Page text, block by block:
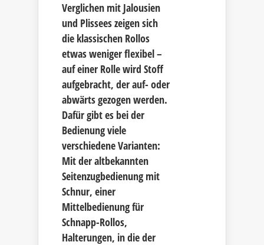
Verglichen mit Jalousien
und Plissees zeigen sich
die klassischen Rollos
etwas weniger flexibel –
auf einer Rolle wird Stoff
aufgebracht, der auf- oder
abwärts gezogen werden.
Dafür gibt es bei der
Bedienung viele
verschiedene Varianten:
Mit der altbekannten
Seitenzugbedienung mit
Schnur, einer
Mittelbedienung für
Schnapp-Rollos,
Halterungen, in die der